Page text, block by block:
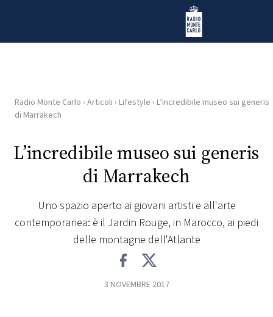
Radio Monte Carlo
HOME
RADIO
PLAYLIST
Radio Monte Carlo › Articoli › Lifestyle › L’incredibile museo sui generis
di Marrakech
L’incredibile museo sui generis
di Marrakech
Uno spazio aperto ai giovani artisti e all'arte
contemporanea: è il Jardin Rouge, in Marocco, ai piedi
delle montagne dell'Atlante
3 NOVEMBRE 2017